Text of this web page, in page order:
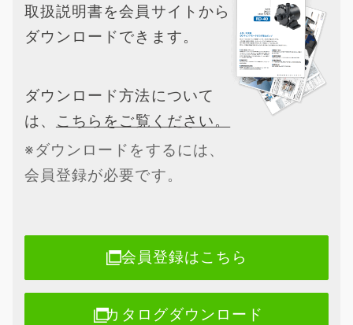
取扱説明書を会員サイトから
ダウンロードできます。
ダウンロード方法について
は、 こちらをご覧ください。
※ダウンロードをするには、
会員登録が必要です。
会員登録はこちら
カタログダウンロード